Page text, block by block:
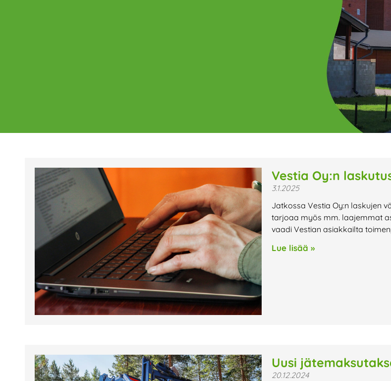
Ajankohtaista
Tältä sivulta löydät Vestian ajankohtaiset uutiset,
mahdolliset poikkeukset aukioloajoissa ja lähiaikojen
tapahtumat.
Vestia Oy:n
3.1.2025
Jatkossa Vestia Oy:n laskujen
tarjoaa myös mm. laajemmat
vaadi Vestian asiakkailta
Lue lisää »
Uusi
20.12.2024
PagePagePagePagePage